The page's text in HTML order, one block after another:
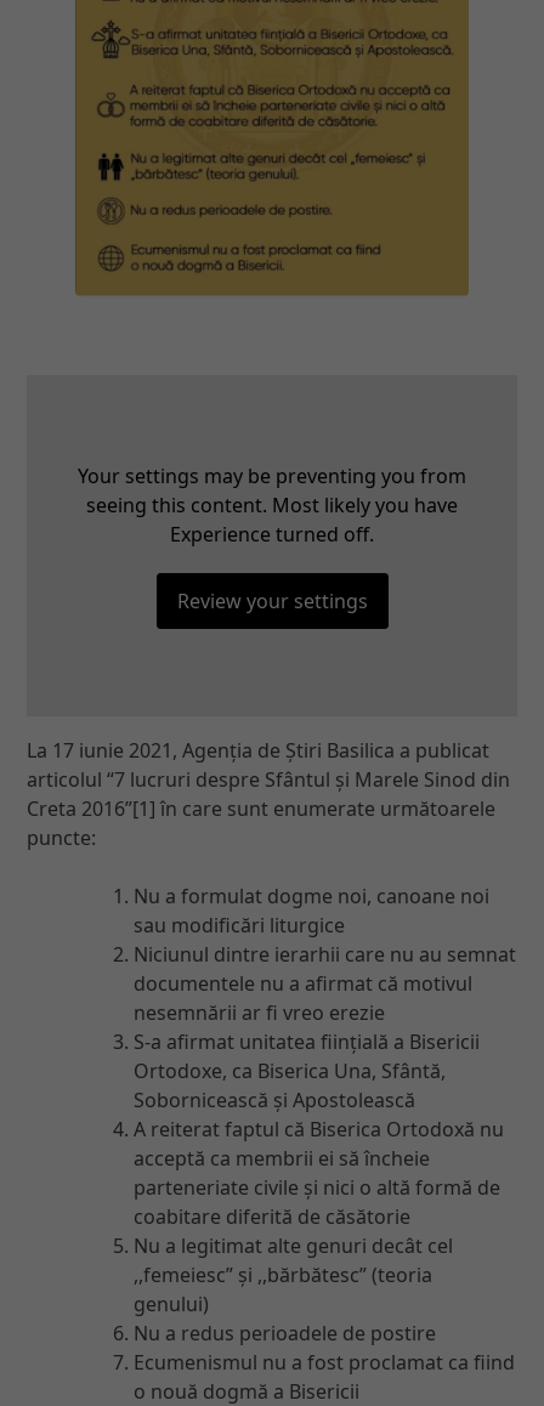
Your settings may be preventing you from
seeing this content. Most likely you have
Experience turned off.
Review your settings
La 17 iunie 2021, Agenția de Știri Basilica a publicat
articolul “7 lucruri despre Sfântul și Marele Sinod din
Creta 2016”[1] în care sunt enumerate următoarele
puncte:
Nu a formulat dogme noi, canoane noi
sau modificări liturgice
Niciunul dintre ierarhii care nu au semnat
documentele nu a afirmat că motivul
nesemnării ar fi vreo erezie
S-a afirmat unitatea ființială a Bisericii
Ortodoxe, ca Biserica Una, Sfântă,
Sobornicească și Apostolească
A reiterat faptul că Biserica Ortodoxă nu
acceptă ca membrii ei să încheie
parteneriate civile și nici o altă formă de
coabitare diferită de căsătorie
Nu a legitimat alte genuri decât cel
,,femeiesc” și ,,bărbătesc” (teoria
genului)
Nu a redus perioadele de postire
Ecumenismul nu a fost proclamat ca fiind
o nouă dogmă a Bisericii